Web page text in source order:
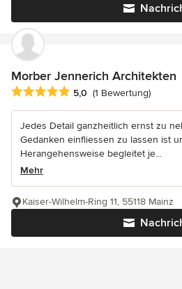
Morber Jennerich Architekten
Durchschnittliche Bewertung: 5
5,0 (1 Bewertung)
Jedes Detail ganzheitlich ernst zu
Gedanken einfliessen zu lassen ist
Herangehensweise begleitet je...
Mehr
Kaiser-Wilhelm-Ring 11, 55118 Mainz